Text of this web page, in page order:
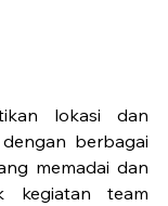
lokasi dan
berbagai
memadai dan
kegiatan team